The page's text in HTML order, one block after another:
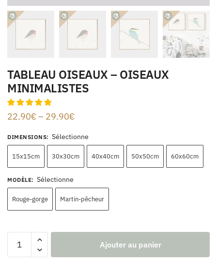
TABLEAU OISEAUX – OISEAUX
MINIMALISTES
22.90€– 29.90€
DIMENSIONS: Sélectionne
15x15cm 30x30cm 40x40cm 50x50cm 60x60cm
MODÈLE: Sélectionne
Rouge-gorge Martin-pêcheur
Ajouter au panier